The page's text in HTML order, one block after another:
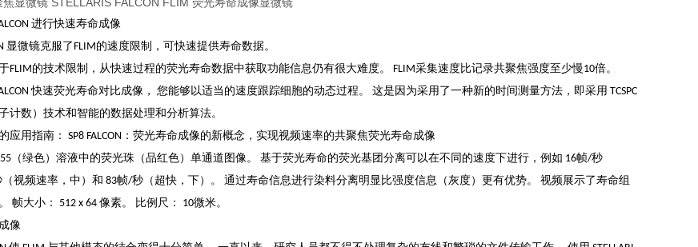
进行快速寿命成像
显微镜克服了FLIM的速度限制，可快速提供寿命数据。
FLIM的技术限制，从快速过程的荧光寿命数据中获取功能信息仍有很大难度。 FLIM采集速度比记录共聚焦强度至少慢10倍。
FALCON 快速荧光寿命对比成像， 您能够以适当的速度跟踪细胞的动态过程。 这是因为采用了一种新的时间测量方法，即采用 TCSPC
计数）技术和智能的数据处理和分析算法。
应用指南： SP8 FALCON：荧光寿命成像的新概念，实现视频速率的共聚焦荧光寿命成像
（绿色）溶液中的荧光珠（品红色）单通道图像。 基于荧光寿命的荧光基团分离可以在不同的速度下进行，例如 16帧/秒
（视频速率，中）和 83帧/秒（超快，下）。 通过寿命信息进行染料分离明显比强度信息（灰度）更有优势。 视频展示了寿命组
帧大小： 512 x 64 像素。 比例尺： 10微米。
像